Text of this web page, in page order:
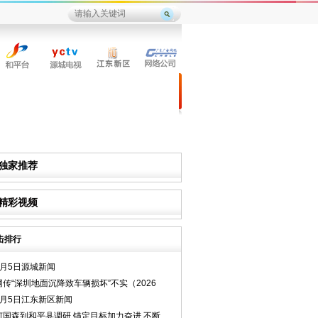
家推荐
彩视频
排行
5日源城新闻
传“深圳地面沉降致车辆损坏”不实（2026
5日江东新区新闻
国森到和平县调研 锚定目标加力奋进 不断